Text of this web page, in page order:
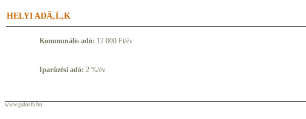
HELYI ADÄ‚Ĺ‚K
Kommunális adó: 12 000 Ft/év
Iparűzési adó: 2 %/év
www.galosfa.hu